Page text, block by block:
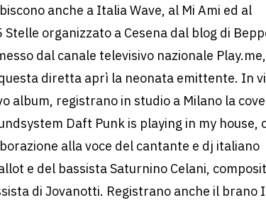
anche a Italia Wave, al Mi Ami ed al
Stelle organizzato a Cesena dal blog di
dal canale televisivo nazionale
diretta aprì la neonata emittente. In
album, registrano in studio a Milano la
Daft Punk is playing in my house,
alla voce del cantante e dj italiano
e del bassista Saturnino Celani,
di Jovanotti. Registrano anche il brano